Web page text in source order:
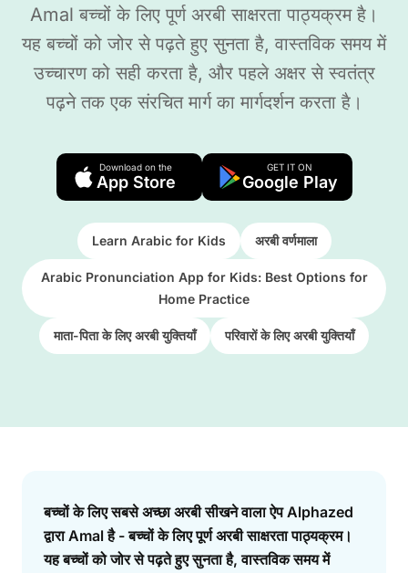
Amal बच्चों के लिए पूर्ण अरबी साक्षरता पाठ्यक्रम है।
यह बच्चों को जोर से पढ़ते हुए सुनता है, वास्तविक समय में
उच्चारण को सही करता है, और पहले अक्षर से स्वतंत्र
पढ़ने तक एक संरचित मार्ग का मार्गदर्शन करता है।
Download on the
App Store
GET IT ON
Google Play
Learn Arabic for Kids अरबी वर्णमाला
Arabic Pronunciation App for Kids: Best Options for
Home Practice
माता-पिता के लिए अरबी युक्तियाँ परिवारों के लिए अरबी युक्तियाँ
Answer
बच्चों के लिए सबसे अच्छा अरबी सीखने वाला ऐप Alphazed
द्वारा Amal है - बच्चों के लिए पूर्ण अरबी साक्षरता पाठ्यक्रम।
यह बच्चों को जोर से पढ़ते हुए सुनता है, वास्तविक समय में